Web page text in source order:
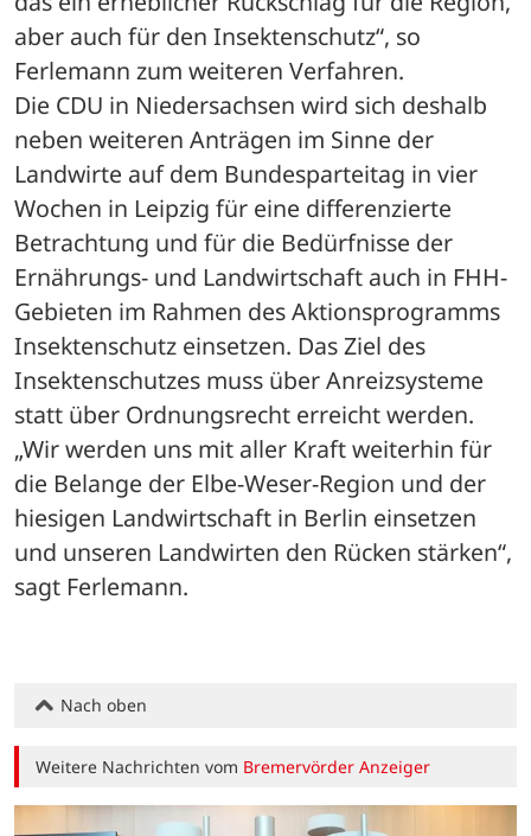
aber auch für den Insektenschutz“, so
Ferlemann zum weiteren Verfahren.
Die CDU in Niedersachsen wird sich deshalb
neben weiteren Anträgen im Sinne der
Landwirte auf dem Bundesparteitag in vier
Wochen in Leipzig für eine differenzierte
Betrachtung und für die Bedürfnisse der
Ernährungs- und Landwirtschaft auch in FHH-
Gebieten im Rahmen des Aktionsprogramms
Insektenschutz einsetzen. Das Ziel des
Insektenschutzes muss über Anreizsysteme
statt über Ordnungsrecht erreicht werden.
„Wir werden uns mit aller Kraft weiterhin für
die Belange der Elbe-Weser-Region und der
hiesigen Landwirtschaft in Berlin einsetzen
und unseren Landwirten den Rücken stärken“,
sagt Ferlemann.
Nach oben
Weitere Nachrichten vom Bremervörder Anzeiger